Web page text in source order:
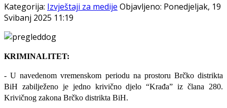
Kategorija: Izvještaji za medije Objavljeno: Ponedjeljak, 19
Svibanj 2025 11:19
KRIMINALITET:
- U navedenom vremenskom periodu na prostoru Brčko distrikta
BiH zabilježeno je jedno krivično djelo “Krađa” iz člana 280.
Krivičnog zakona Brčko distrikta BiH.